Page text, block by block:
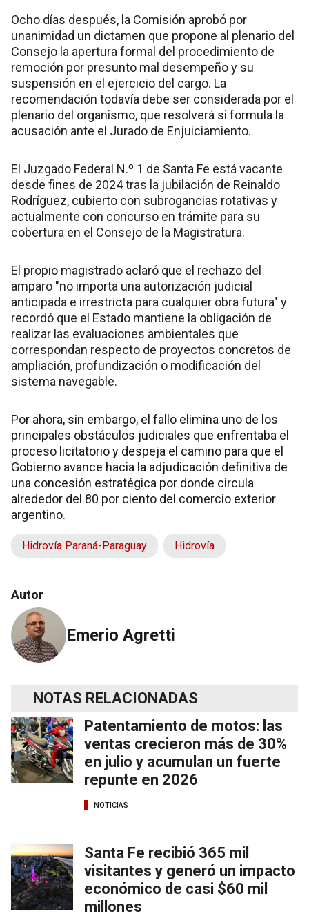
Ocho días después, la Comisión aprobó por
unanimidad un dictamen que propone al plenario del
Consejo la apertura formal del procedimiento de
remoción por presunto mal desempeño y su
suspensión en el ejercicio del cargo. La
recomendación todavía debe ser considerada por el
plenario del organismo, que resolverá si formula la
acusación ante el Jurado de Enjuiciamiento.
El Juzgado Federal N.º 1 de Santa Fe está vacante
desde fines de 2024 tras la jubilación de Reinaldo
Rodríguez, cubierto con subrogancias rotativas y
actualmente con concurso en trámite para su
cobertura en el Consejo de la Magistratura.
El propio magistrado aclaró que el rechazo del
amparo "no importa una autorización judicial
anticipada e irrestricta para cualquier obra futura" y
recordó que el Estado mantiene la obligación de
realizar las evaluaciones ambientales que
correspondan respecto de proyectos concretos de
ampliación, profundización o modificación del
sistema navegable.
Por ahora, sin embargo, el fallo elimina uno de los
principales obstáculos judiciales que enfrentaba el
proceso licitatorio y despeja el camino para que el
Gobierno avance hacia la adjudicación definitiva de
una concesión estratégica por donde circula
alrededor del 80 por ciento del comercio exterior
argentino.
Hidrovía Paraná-Paraguay Hidrovía
Autor
Emerio Agretti
NOTAS RELACIONADAS
Patentamiento de motos: las
ventas crecieron más de 30%
en julio y acumulan un fuerte
repunte en 2026
NOTICIAS
Santa Fe recibió 365 mil
visitantes y generó un impacto
económico de casi $60 mil
millones